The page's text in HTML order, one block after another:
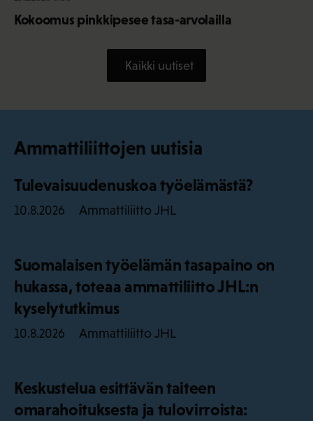
Kokoomus pinkkipesee tasa-arvolailla
Kaikki uutiset
Ammattiliittojen uutisia
Tulevaisuudenuskoa työelämästä?
10.8.2026 Ammattiliitto JHL
Suomalaisen työelämän tasapaino on
hukassa, toteaa ammattiliitto JHL:n
kyselytutkimus
10.8.2026 Ammattiliitto JHL
Keskustelua esittävän taiteen
omarahoituksesta ja tulovirroista: